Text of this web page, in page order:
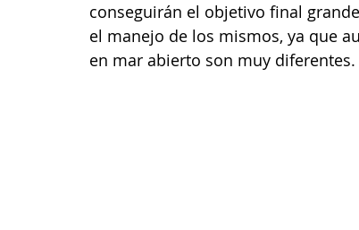
conseguirán el objetivo final
el manejo de los mismos, ya que
en mar abierto son muy diferentes.